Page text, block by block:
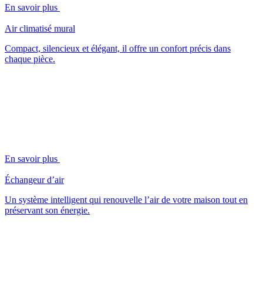
En savoir plus
Air climatisé mural
Compact, silencieux et élégant, il offre un confort précis dans
chaque pièce.
En savoir plus
Échangeur d’air
Un système intelligent qui renouvelle l’air de votre maison tout en
préservant son énergie.